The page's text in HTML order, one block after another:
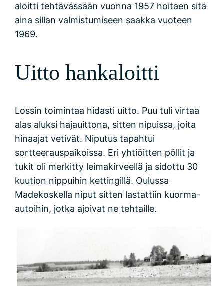
aloitti tehtävässään vuonna 1957 hoitaen sitä
aina sillan valmistumiseen saakka vuoteen
1969.
Uitto hankaloitti
Lossin toimintaa hidasti uitto. Puu tuli virtaa
alas aluksi hajauittona, sitten nipuissa, joita
hinaajat vetivät. Niputus tapahtui
sortteerauspaikoissa. Eri yhtiöitten pöllit ja
tukit oli merkitty leimakirveellä ja sidottu 30
kuution nippuihin kettingillä. Oulussa
Madekoskella niput sitten lastattiin kuorma-
autoihin, jotka ajoivat ne tehtaille.